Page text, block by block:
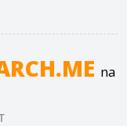
na